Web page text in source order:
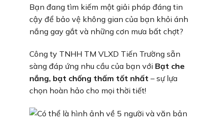
Bạn đang tìm kiếm một giải pháp đáng tin
cậy để bảo vệ không gian của bạn khỏi ánh
nắng gay gắt và những cơn mưa bất chợt?
Công ty TNHH TM VLXD Tiến Trường sẵn
sàng đáp ứng nhu cầu của bạn với Bạt che
nắng, bạt chống thấm tốt nhất – sự lựa
chọn hoàn hảo cho mọi thời tiết!